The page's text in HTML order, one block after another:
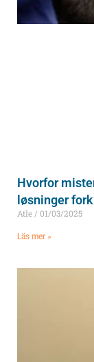
Hvorfor
løsninger
Atle 01/03/2025
Läs mer »